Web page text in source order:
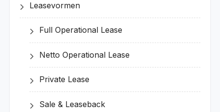
Leasevormen
Full Operational Lease
Netto Operational Lease
Private Lease
Sale & Leaseback